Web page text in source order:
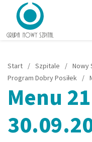
Start / Szpitale /
Program Dobry Posiłek /
Menu